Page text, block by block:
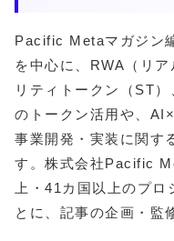
Pacific Metaマガジン
を中心に、RWA（リ
リティトークン（ST
のトークン活用や、
事業開発・実装に関す
す。株式会社Pacific
上・41カ国以上のプ
とに、記事の企画・監